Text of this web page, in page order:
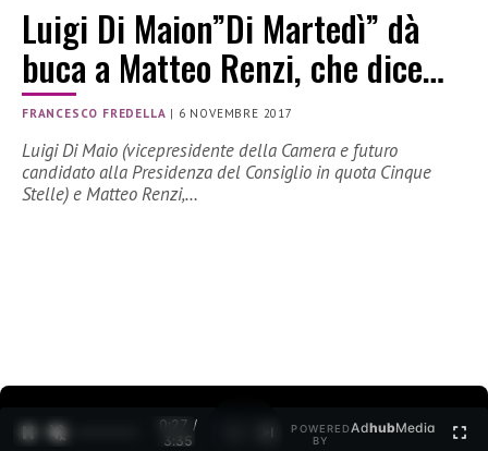
Luigi Di Maion”Di Martedì” dà
buca a Matteo Renzi, che dice…
FRANCESCO FREDELLA | 6 NOVEMBRE 2017
Luigi Di Maio (vicepresidente della Camera e futuro
candidato alla Presidenza del Consiglio in quota Cinque
Stelle) e Matteo Renzi,…
0:27 /
3:35
POWERED
BY
AdhubMedia